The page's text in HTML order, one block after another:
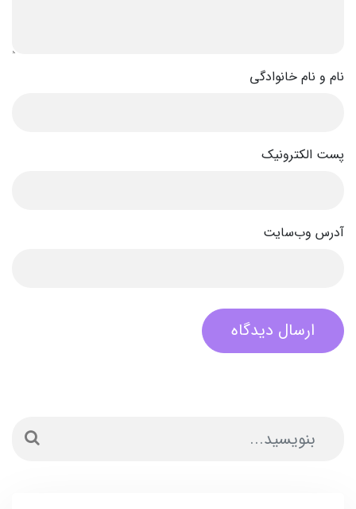
نام و نام خانوادگی
پست الکترونیک
آدرس وب‌سایت
ارسال دیدگاه